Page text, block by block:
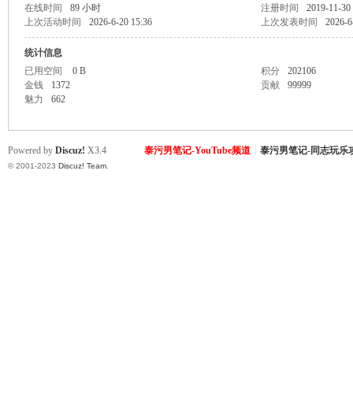
在线时间
89 小时 注册时间
2019-11-30
上次活动时间
2026-6-20 15:36 上次发表时间 2026-
统计信息
已用空间
0 B 积分
202106
金钱
1372 贡献
99999
魅力
662
泰污男笔记-YouTube频道 泰污男笔记-同志玩乐
Powered by Discuz! X3.4
© 2001-2023 Discuz! Team.